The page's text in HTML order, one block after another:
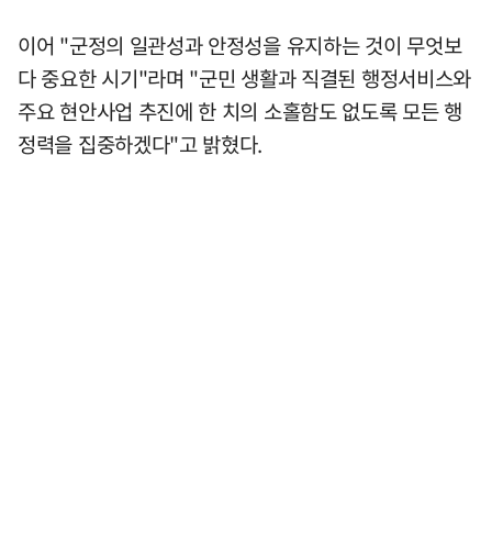
이어 "군정의 일관성과 안정성을 유지하는 것이 무엇보
다 중요한 시기"라며 "군민 생활과 직결된 행정서비스와
주요 현안사업 추진에 한 치의 소홀함도 없도록 모든 행
정력을 집중하겠다"고 밝혔다.